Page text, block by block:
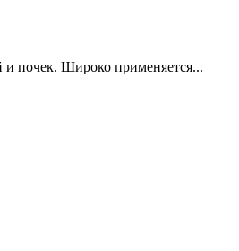
почек. Широко применяется...